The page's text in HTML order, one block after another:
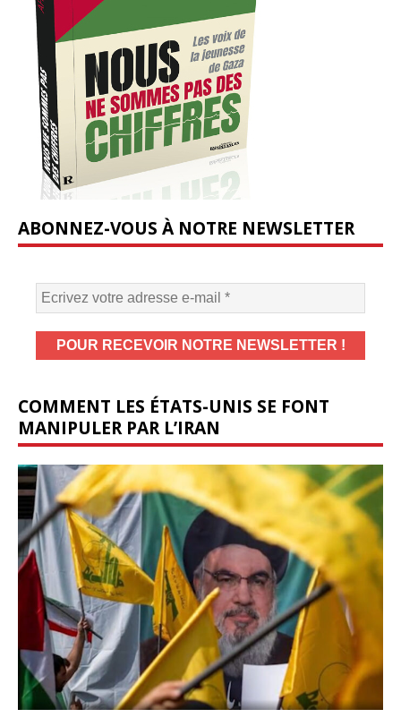
ABONNEZ-VOUS À NOTRE NEWSLETTER
COMMENT LES ÉTATS-UNIS SE FONT
MANIPULER PAR L’IRAN